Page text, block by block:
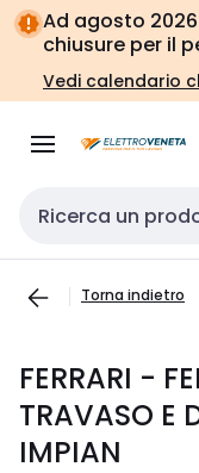
Vai alla
navigazione
Vai
alla
pagina
Ad agosto
chiusure per il
Vedi calendario
Cerca input
Torna indietro
FERRARI -
TRAVASO E
IMPIAN